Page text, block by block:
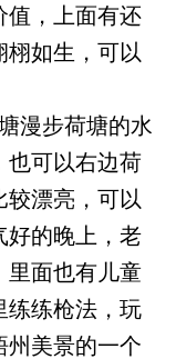
值，上面有还
栩如生，可以
漫步荷塘的水
也可以右边荷
较漂亮，可以
好的晚上，老
里面也有儿童
练练枪法，玩
州美景的一个